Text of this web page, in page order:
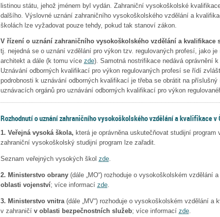
listinou státu, jehož jménem byl vydán. Zahraniční vysokoškolské
dalšího. Výslovné uznání zahraničního vysokoškolského vzdělání a
školách lze vyžadovat pouze tehdy, pokud tak stanoví zákon.
V řízení o uznání zahraničního vysokoškolského vzdělání a kvalifikace
tj. nejedná se o uznání vzdělání pro výkon tzv. regulovaných profesí, jako
architekt a dále (k tomu více zde). Samotná nostrifikace nedává oprávnění
Uznávání odborných kvalifikací pro výkon regulovaných profesí se řídí
podrobnosti k uznávání odborných kvalifikací je třeba se obrátit na příslušný
uznávacích orgánů pro uznávání odborných kvalifikací pro výkon
Rozhodnutí o uznání zahraničního vysokoškolského vzdělání a kvalifikace v
1. Veřejná vysoká škola, která je oprávněna uskutečňovat studijní
zahraniční vysokoškolský studijní program lze zařadit.
Seznam veřejných vysokých škol zde.
2. Ministerstvo obrany(dále „MO“) rozhoduje o vysokoškolském vzdělání
oblasti vojenství; více informací zde.
3. Ministerstvo vnitra(dále „MV“) rozhoduje o vysokoškolském vzdělání a
v zahraničí v oblasti bezpečnostních služeb; více informací zde.